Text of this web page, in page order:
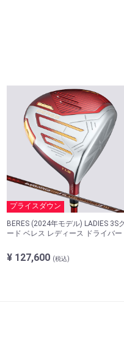
プライスダウン
BERES (2024年モデル) LADIES 3S
ード ベレス レディース ドライバー
¥ 127,600 (税込)